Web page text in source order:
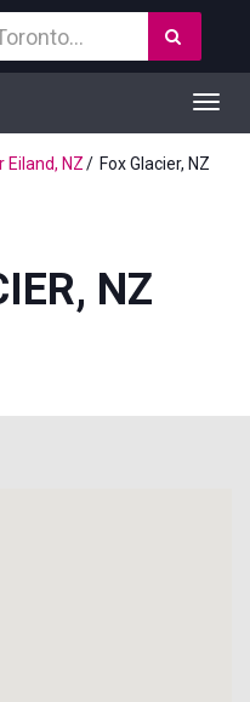
Eiland, NZ Fox Glacier, NZ
NZ